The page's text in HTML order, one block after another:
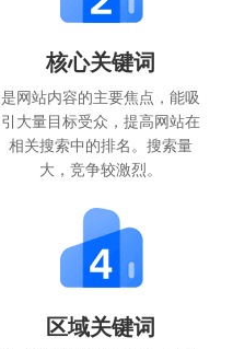
核心关键词
是网站内容的主要焦点，能吸
引大量目标受众，提高网站在
相关搜索中的排名。搜索量
大，竞争较激烈。
区域关键词